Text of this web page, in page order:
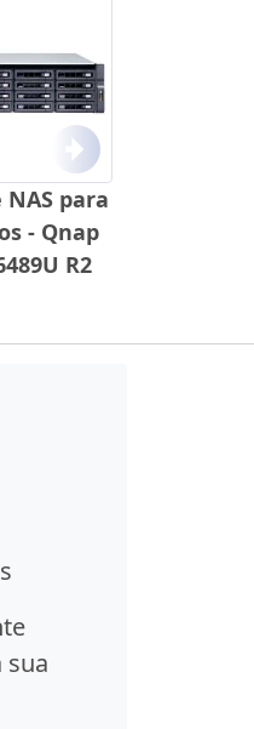
para
- Qnap
R2
Próximo
sua